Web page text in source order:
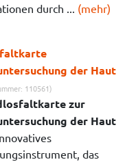
durch ... (mehr)
der Haut
110561)
zur
der Haut
das